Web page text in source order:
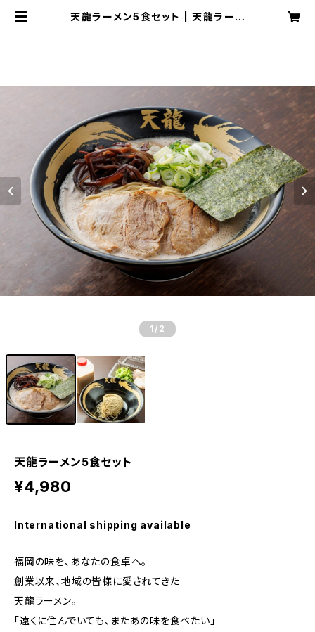
天龍ラーメン5食セット | 天龍ラーメ
1 /2
天龍ラーメン5食セット
¥4,980
International shipping available
福岡の味を、あなたの食卓へ。
創業以来、地域の皆様に愛されてきた
天龍ラーメン。
「遠くに住んでいても、またあの味を食べたい」